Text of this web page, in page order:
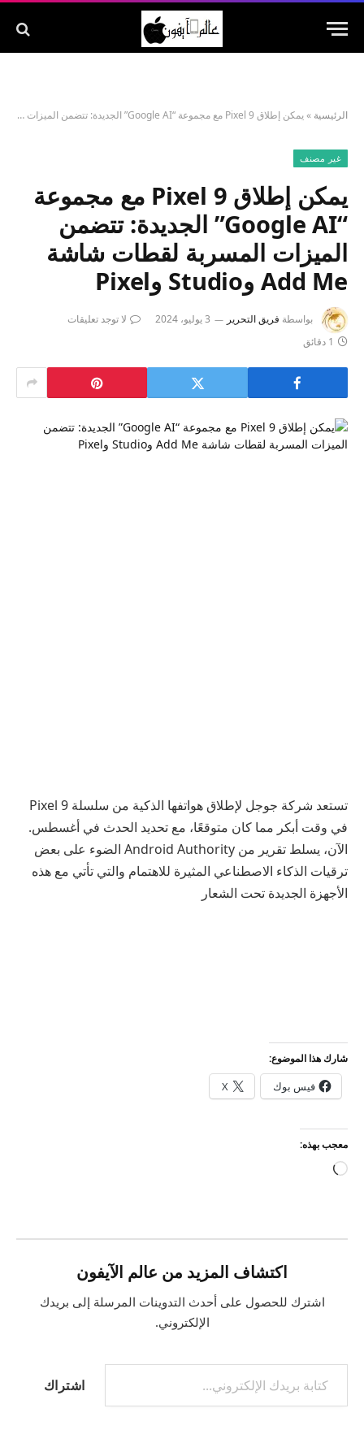
الرئيسية »يمكن إطلاق Pixel 9 مع مجموعة “Google AI” الجديدة: تتضمن الميزات المسربة لقطات شاشة Add Me وStudio وPixel
غير مصنف
يمكن إطلاق Pixel 9 مع مجموعة
“Google AI” الجديدة: تتضمن
الميزات المسربة لقطات شاشة
Add Me وStudio وPixel
بواسطة فريق التحرير 3 يوليو، 2024
لا توجد تعليقات
1 دقائق
تستعد شركة جوجل لإطلاق هواتفها الذكية من سلسلة Pixel 9
في وقت أبكر مما كان متوقعًا، مع تحديد الحدث في أغسطس.
الآن، يسلط تقرير من Android Authority الضوء على بعض
ترقيات الذكاء الاصطناعي المثيرة للاهتمام والتي تأتي مع هذه
الأجهزة الجديدة تحت الشعار
شارك هذا الموضوع:
فيس بوك X
معجب بهذه:
جاري
اكتشاف المزيد من عالم الآيفون
اشترك للحصول على أحدث التدوينات المرسلة إلى بريدك
الإلكتروني.
كتابة بريدك الإلكتروني...
اشتراك